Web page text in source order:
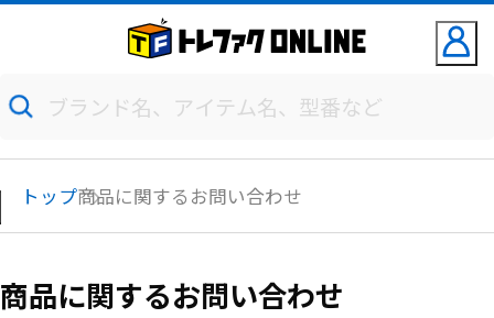
トップ商品に関するお問い合わせ
商品に関するお問い合わせ